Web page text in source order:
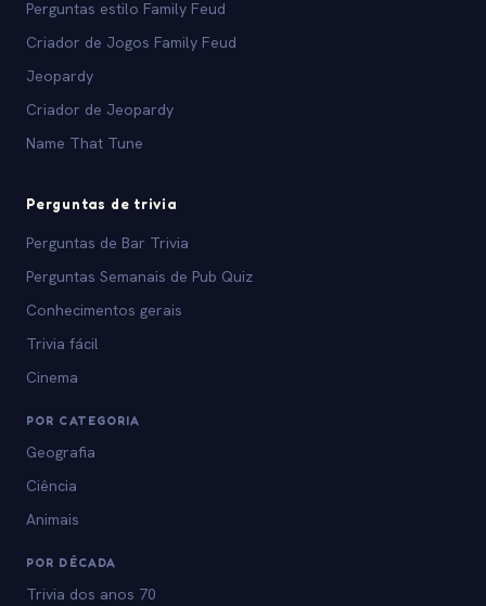
Perguntas estilo Family Feud
Criador de Jogos Family Feud
Jeopardy
Criador de Jeopardy
Name That Tune
Perguntas de trivia
Perguntas de Bar Trivia
Perguntas Semanais de Pub Quiz
Conhecimentos gerais
Trivia fácil
Cinema
POR CATEGORIA
Geografia
Ciência
Animais
POR DÉCADA
Trivia dos anos 70